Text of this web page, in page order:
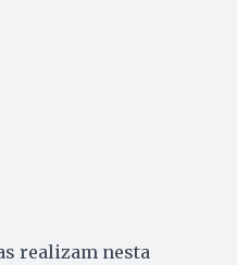
realizam nesta